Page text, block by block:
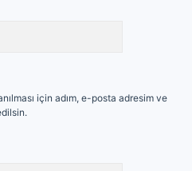
için adım, e-posta adresim ve